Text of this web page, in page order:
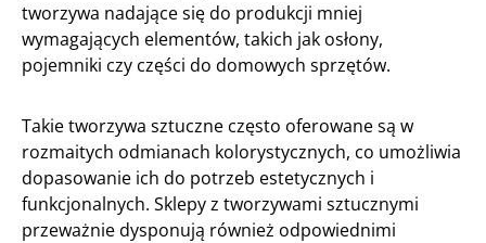
tworzywa nadające się do produkcji mniej
wymagających elementów, takich jak osłony,
pojemniki czy części do domowych sprzętów.
Takie tworzywa sztuczne często oferowane są w
rozmaitych odmianach kolorystycznych, co umożliwia
dopasowanie ich do potrzeb estetycznych i
funkcjonalnych. Sklepy z tworzywami sztucznymi
przeważnie dysponują również odpowiednimi